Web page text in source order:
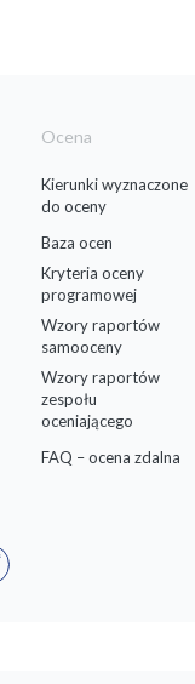
Ocena
Kierunki wyznaczone
do oceny
Baza ocen
Kryteria oceny
programowej
Wzory raportów
samooceny
Wzory raportów
zespołu
oceniającego
FAQ – ocena zdalna